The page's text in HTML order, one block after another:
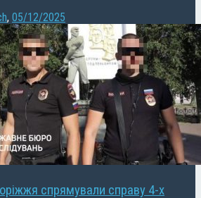
, 05/12/2025
спрямували справу 4-х